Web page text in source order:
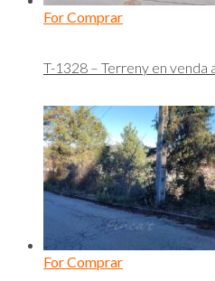
For Comprar
T-1328 – Terreny en venda
For Comprar